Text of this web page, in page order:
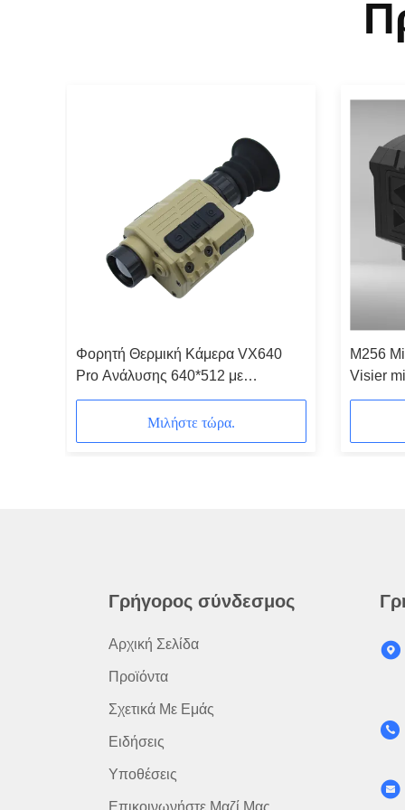
Φορητή Θερμική Κάμερα VX640
Pro Ανάλυσης 640*512 με
Αδιάβροχα και Ρυθμιζόμενα
ΧαρακτηριστικάΜιλήστε τώρα.
M256
Visier
Γρήγορος σύνδεσμος
Αρχική Σελίδα
Προϊόντα
Σχετικά Με Εμάς
Ειδήσεις
Υποθέσεις
Επικοινωνήστε Μαζί Μας